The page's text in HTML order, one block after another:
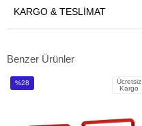
KARGO & TESLIMAT
Benzer Ürünler
%28
Ücretsiz
Kargo